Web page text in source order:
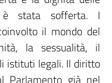
è stata sofferta. I
il mondo del
la sessualità, il
istituti legali. Il diritto
Parlamento già nel